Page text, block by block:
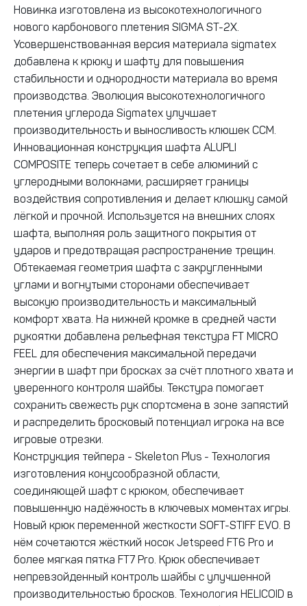
Новинка изготовлена из высокотехнологичного
нового карбонового плетения SIGMA ST-2X.
Усовершенствованная версия материала sigmatex
добавлена к крюку и шафту для повышения
стабильности и однородности материала во время
производства. Эволюция высокотехнологичного
плетения углерода Sigmatex улучшает
производительность и выносливость клюшек ССМ.
Инновационная конструкция шафта ALUPLI
COMPOSITE теперь сочетает в себе алюминий с
углеродными волокнами, расширяет границы
воздействия сопротивления и делает клюшку самой
лёгкой и прочной. Используется на внешних слоях
шафта, выполняя роль защитного покрытия от
ударов и предотвращая распространение трещин.
Обтекаемая геометрия шафта с закругленными
углами и вогнутыми сторонами обеспечивает
высокую производительность и максимальный
комфорт хвата. На нижней кромке в средней части
рукоятки добавлена рельефная текстура FT MICRO
FEEL для обеспечения максимальной передачи
энергии в шафт при бросках за счёт плотного хвата и
уверенного контроля шайбы. Текстура помогает
сохранить свежесть рук спортсмена в зоне запястий
и распределить бросковый потенциал игрока на все
игровые отрезки.
Конструкция тейпера - Skeleton Plus - Технология
изготовления конусообразной области,
соединяющей шафт с крюком, обеспечивает
повышенную надёжность в ключевых моментах игры.
Новый крюк переменной жесткости SOFT-STIFF EVO. В
нём сочетаются жёсткий носок Jetspeed FT6 Pro и
более мягкая пятка FT7 Pro. Крюк обеспечивает
непревзойденный контроль шайбы с улучшенной
производительностью бросков. Технология HELICOID в